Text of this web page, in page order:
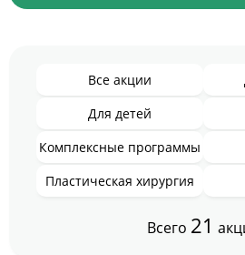
Все акции
Для детей
Комплексные программы
Пластическая хирургия
Всего 21